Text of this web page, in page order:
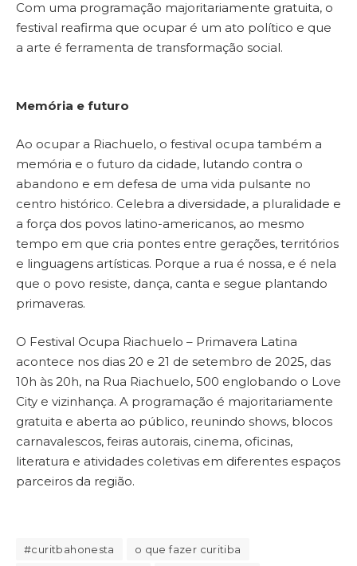
Com uma programação majoritariamente gratuita, o
festival reafirma que ocupar é um ato político e que
a arte é ferramenta de transformação social.
Memória e futuro
Ao ocupar a Riachuelo, o festival ocupa também a
memória e o futuro da cidade, lutando contra o
abandono e em defesa de uma vida pulsante no
centro histórico. Celebra a diversidade, a pluralidade e
a força dos povos latino-americanos, ao mesmo
tempo em que cria pontes entre gerações, territórios
e linguagens artísticas. Porque a rua é nossa, e é nela
que o povo resiste, dança, canta e segue plantando
primaveras.
O Festival Ocupa Riachuelo – Primavera Latina
acontece nos dias 20 e 21 de setembro de 2025, das
10h às 20h, na Rua Riachuelo, 500 englobando o Love
City e vizinhança. A programação é majoritariamente
gratuita e aberta ao público, reunindo shows, blocos
carnavalescos, feiras autorais, cinema, oficinas,
literatura e atividades coletivas em diferentes espaços
parceiros da região.
#curitbahonesta
o que fazer curitiba